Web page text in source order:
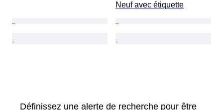
Neuf avec étiquette
Définissez une alerte de recherche pour être